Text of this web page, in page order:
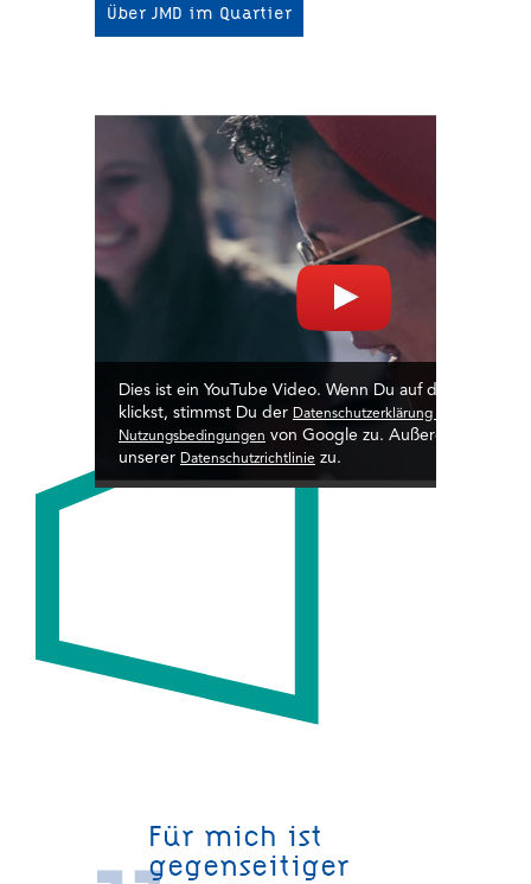
Dies ist ein YouTube Video. Wenn Du auf dieses Video
klickst, stimmst Du der Datenschutzerklärung &
Nutzungsbedingungen von Google zu. Außerdem
unserer Datenschutzrichtlinie zu.
Über JMD im Quartier
Für mich ist
gegenseitiger